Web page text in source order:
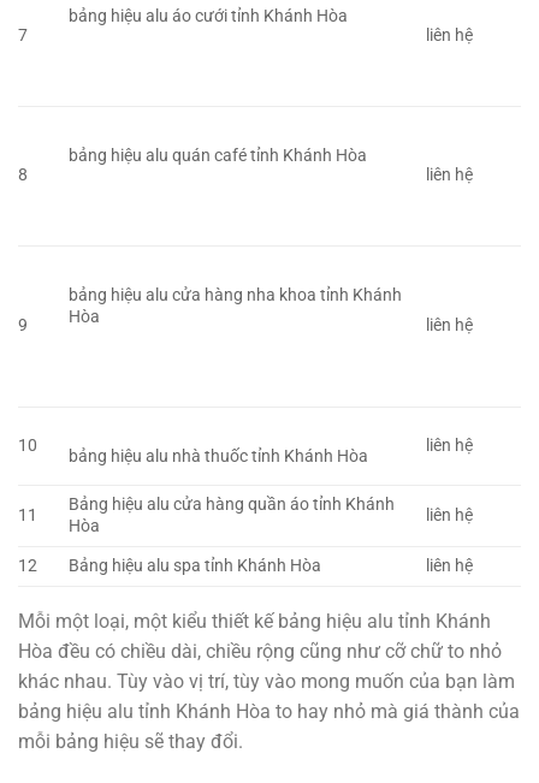
7
bảng hiệu alu áo cưới tỉnh Khánh Hòa
liên hệ
8
bảng hiệu alu quán café tỉnh Khánh Hòa
liên hệ
9
bảng hiệu alu cửa hàng nha khoa tỉnh Khánh
Hòa
liên hệ
10
bảng hiệu alu nhà thuốc tỉnh Khánh Hòa
liên hệ
11
Bảng hiệu alu cửa hàng quần áo tỉnh Khánh
Hòa
liên hệ
12 Bảng hiệu alu spa tỉnh Khánh Hòa liên hệ
Mỗi một loại, một kiểu thiết kế bảng hiệu alu tỉnh Khánh
Hòa đều có chiều dài, chiều rộng cũng như cỡ chữ to nhỏ
khác nhau. Tùy vào vị trí, tùy vào mong muốn của bạn làm
bảng hiệu alu tỉnh Khánh Hòa to hay nhỏ mà giá thành của
mỗi bảng hiệu sẽ thay đổi.